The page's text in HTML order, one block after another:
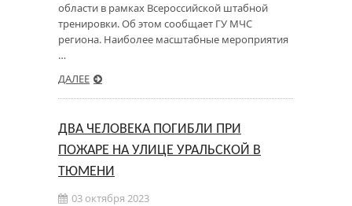
области в рамках Всероссийской штабной
тренировки. Об этом сообщает ГУ МЧС
региона. Наиболее масштабные мероприятия
…
ДАЛЕЕ
ДВА ЧЕЛОВЕКА ПОГИБЛИ ПРИ
ПОЖАРЕ НА УЛИЦЕ УРАЛЬСКОЙ В
ТЮМЕНИ
03 октября 2023